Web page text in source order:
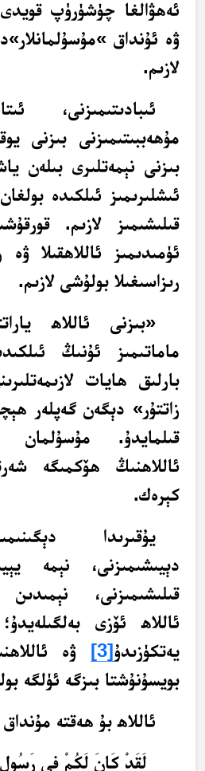
ئەھۋالغا چۈشۈرۈپ
ۋە ئۇنداق
لازىم.
ئىبادىتىمىزنى،
مۇھەببىتىمىزنى بىزنى
بىزنى نېمەتلىرى بىلەن
ئىشلىرىمىز ئىلكىدە
قىلىشىمىز لازىم.
ئۈمىدىمىز ئاللاھقىلا ۋە
رىزاسىغىلا بولۇشى لازىم.
«بىزنى ئاللاھ
ماماتىمىز ئۇنىڭ
بارلىق ھايات
زاتتۇر» دېگەن گەپلەر
قىلمايدۇ.
ئاللاھنىڭ ھۆكمىگە
كېرەك.
يۇقىرىدا
دېيىشىمىزنى، نېمە
قىلىشىمىزنى، نېمىدىن
ئاللاھ ئۆزى
يەتكۈزىدۇ[3]
ۋە
بويسۇنۇشتا بىزگە ئۈلگە
ئاللاھ بۇ ھەقتە
لَقَدْ كَانَ لَكُمْ فِي